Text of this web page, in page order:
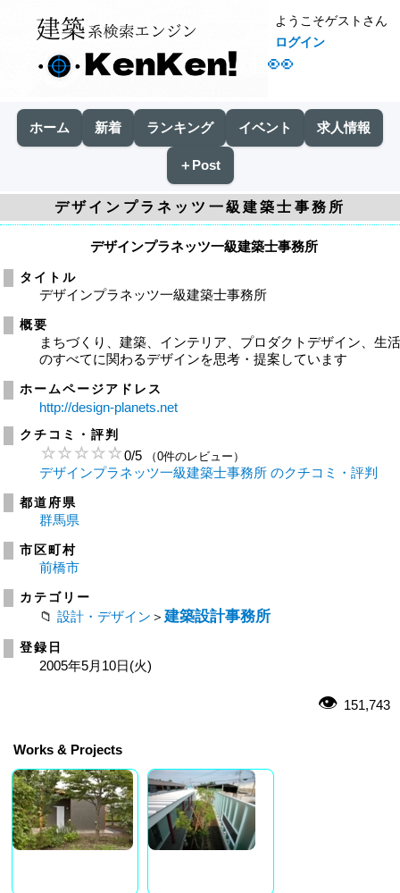
👀
ようこそゲストさん
ログイン
ホーム 新着 ランキング イベント 求人情報
＋Post
デザインプラネッツ一級建築士事務所
デザインプラネッツ一級建築士事務所
タイトル
デザインプラネッツ一級建築士事務所
概要
まちづくり、建築、インテリア、プロダクトデザイン、生
のすべてに関わるデザインを思考・提案しています
ホームページアドレス
http://design-planets.net
クチコミ・評判
0/5 （0件のレビュー）
デザインプラネッツ一級建築士事務所 のクチコミ・評判
都道府県
群馬県
市区町村
前橋市
カテゴリー
設計・デザイン ＞ 建築設計事務所
登録日
2005年5月10日(火)
151,743
Works & Projects